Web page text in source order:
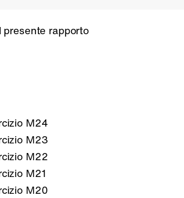
presente rapporto
M24
M23
M22
M21
M20